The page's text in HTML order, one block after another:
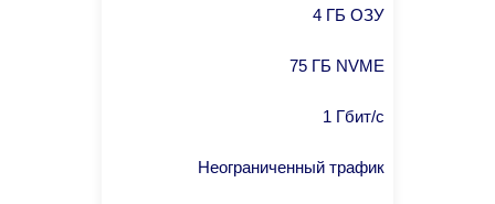
4 ГБ ОЗУ
75 ГБ NVME
1 Гбит/с
Неограниченный трафик